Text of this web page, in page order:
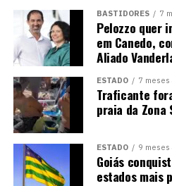
BASTIDORES 7
Pelozzo quer
em Canedo,
Aliado
ESTADO 7 meses
Traficante
praia da Zona
ESTADO 9 meses
Goiás
estados mais